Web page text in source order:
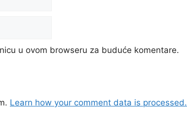
u ovom browseru za buduće komentare.
Learn how your comment data is processed.